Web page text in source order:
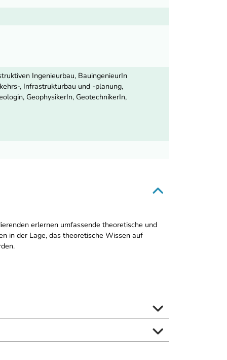
Ingenieurbau, BauingenieurIn
, Infrastrukturbau und -planung,
GeophysikerIn, GeotechnikerIn,
erlernen umfassende theoretische und
in der Lage, das theoretische Wissen auf